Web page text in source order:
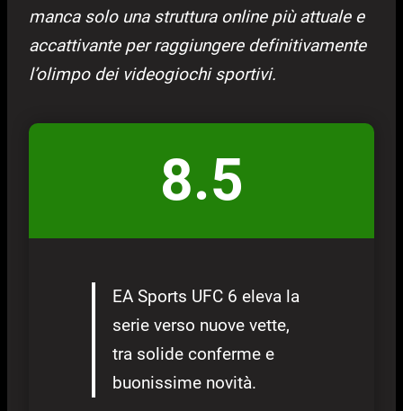
manca solo una struttura online più attuale e
accattivante per raggiungere definitivamente
l’olimpo dei videogiochi sportivi.
8.5
EA Sports UFC 6 eleva la
serie verso nuove vette,
tra solide conferme e
buonissime novità.